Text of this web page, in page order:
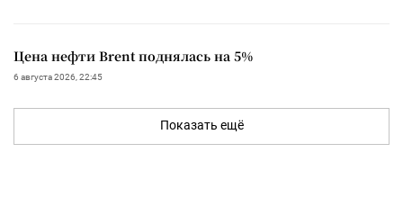
Цена нефти Brent поднялась на 5%
6 августа 2026, 22:45
Показать ещё